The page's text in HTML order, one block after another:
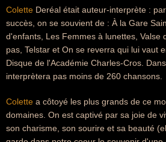
Colette Deréal était auteur-interprète :
succès, on se souvient de : À la Gare
d'enfants, Les Femmes à lunettes, Valse
pas, Telstar et On se reverra qui lui vaut
Disque de l'Académie Charles-Cros.
interprètera pas moins de 260 chansons.
Colette a côtoyé les plus grands de ce
domaines. On est captivé par sa joie de
son charisme, son sourire et sa beauté